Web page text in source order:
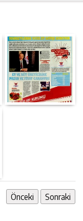
Önceki Sonraki